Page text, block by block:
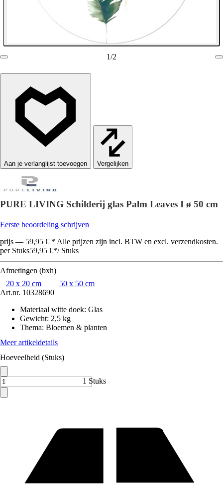
1/2
Vergelijken
PURE LIVING Schilderij glas Palm Leaves I ø 50 cm
Eerste beoordeling schrijven
prijs — 59,95 € * Alle prijzen zijn incl. BTW en excl. verzendkosten.
per Stuks59,95 €*/ Stuks
Afmetingen (bxh)
20 x 20 cm
50 x 50 cm
Art.nr. 10328690
Materiaal witte doek: Glas
Gewicht: 2,5 kg
Thema: Bloemen & planten
Meer artikeldetails
Hoeveelheid (Stuks)
1 Stuks